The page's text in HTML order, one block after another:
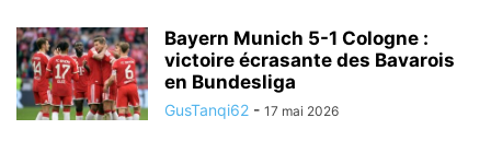
Bayern Munich 5-1 Cologne :
victoire écrasante des Bavarois
en Bundesliga
GusTanqi62 - 17 mai 2026